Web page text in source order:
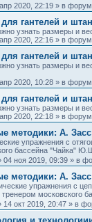
2020, 22:19 » в
гантелей и
узнать размеры и
2020, 22:16 » в
гантелей и
узнать размеры и
2020, 10:28 » в
гантелей и
узнать размеры и
2020, 22:18 » в
методики: А.
упражнения с
бассейна "Чайка"
04 ноя 2019, 09:39 » в
методики: А.
упражнения с
московского
14 окт 2019, 20:47 » в